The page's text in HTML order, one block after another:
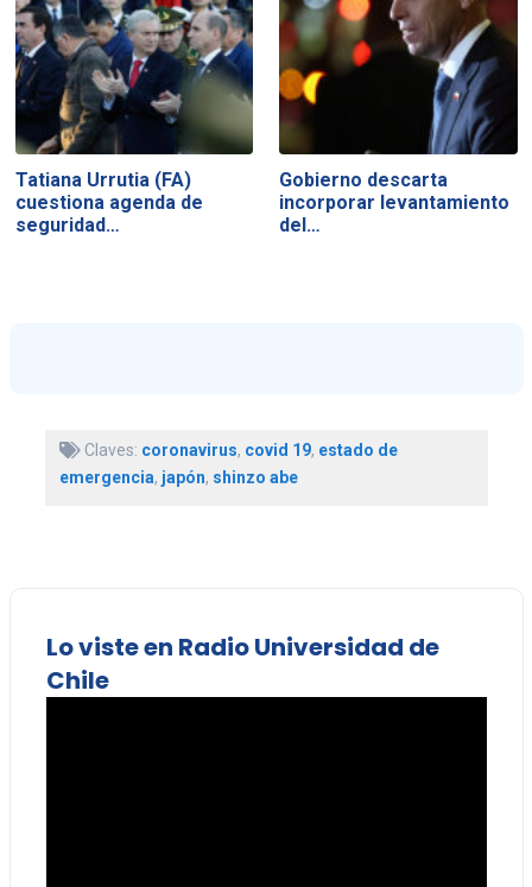
Tatiana Urrutia (FA)
cuestiona agenda de
seguridad…
Gobierno descarta
incorporar levantamiento
del…
Claves: coronavirus, covid 19, estado de
emergencia, japón, shinzo abe
Lo viste en Radio Universidad de
Chile